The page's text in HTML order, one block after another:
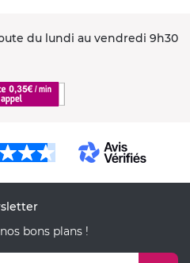
du lundi au vendredi 9h30
bons plans !